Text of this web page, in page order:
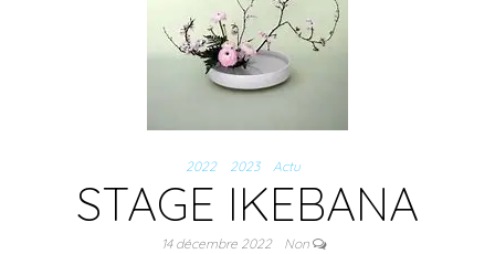
2022 2023 Actu
STAGE IKEBANA
14 décembre 2022 Non